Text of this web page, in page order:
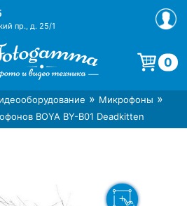
пр., д. 25/1
магазин фототехники
Gamma в СПб
фотоаксессуаров foto-
0
Корзина пуста.
» Микрофоны »
BOYA BY-B01 Deadkitten